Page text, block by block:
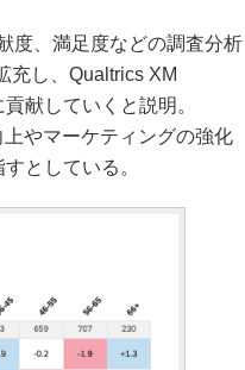
度、満足度などの調査分析
充し、Qualtrics XM
献していくと説明。
やマーケティングの強化
としている。